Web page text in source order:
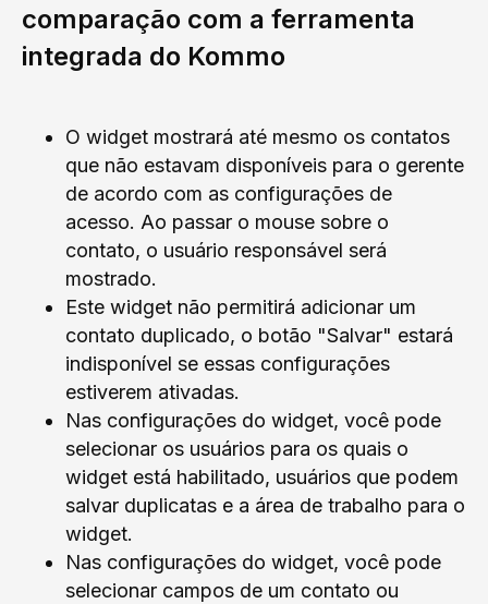
comparação com a ferramenta
integrada do Kommo
O widget mostrará até mesmo os contatos
que não estavam disponíveis para o gerente
de acordo com as configurações de
acesso. Ao passar o mouse sobre o
contato, o usuário responsável será
mostrado.
Este widget não permitirá adicionar um
contato duplicado, o botão "Salvar" estará
indisponível se essas configurações
estiverem ativadas.
Nas configurações do widget, você pode
selecionar os usuários para os quais o
widget está habilitado, usuários que podem
salvar duplicatas e a área de trabalho para o
widget.
Nas configurações do widget, você pode
selecionar campos de um contato ou